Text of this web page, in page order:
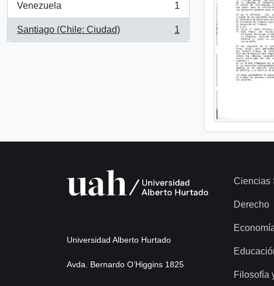
Venezuela
, 1 results
1
Santiago (Chile: Ciudad)
, 1 results
1
Universidad Alberto Hurtado
Avda. Bernardo O’Higgins 1825
Ciencias
Derecho
Filosofía